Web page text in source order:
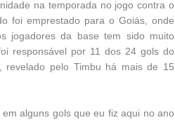
na temporada no jogo contra o
foi emprestado para o Goiás, onde
jogadores da base tem sido muito
responsável por 11 dos 24 gols do
revelado pelo Timbu há mais de 15
alguns gols que eu fiz aqui no ano